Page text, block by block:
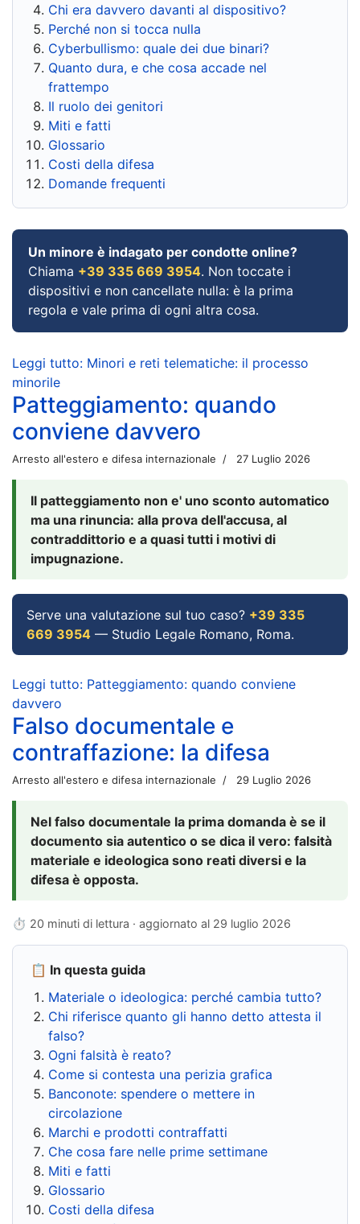
Chi era davvero davanti al dispositivo?
Perché non si tocca nulla
Cyberbullismo: quale dei due binari?
Quanto dura, e che cosa accade nel
frattempo
Il ruolo dei genitori
Miti e fatti
Glossario
Costi della difesa
Domande frequenti
Un minore è indagato per condotte online?
Chiama +39 335 669 3954. Non toccate i
dispositivi e non cancellate nulla: è la prima
regola e vale prima di ogni altra cosa.
Leggi tutto: Minori e reti telematiche: il processo
minorile
Patteggiamento: quando
conviene davvero
Arresto all'estero e difesa internazionale 27 Luglio 2026
Il patteggiamento non e' uno sconto automatico
ma una rinuncia: alla prova dell'accusa, al
contraddittorio e a quasi tutti i motivi di
impugnazione.
Serve una valutazione sul tuo caso? +39 335
669 3954 — Studio Legale Romano, Roma.
Leggi tutto: Patteggiamento: quando conviene
davvero
Falso documentale e
contraffazione: la difesa
Arresto all'estero e difesa internazionale 29 Luglio 2026
Nel falso documentale la prima domanda è se il
documento sia autentico o se dica il vero: falsità
materiale e ideologica sono reati diversi e la
difesa è opposta.
⏱ 20 minuti di lettura · aggiornato al 29 luglio 2026
📋 In questa guida
Materiale o ideologica: perché cambia tutto?
Chi riferisce quanto gli hanno detto attesta il
falso?
Ogni falsità è reato?
Come si contesta una perizia grafica
Banconote: spendere o mettere in
circolazione
Marchi e prodotti contraffatti
Che cosa fare nelle prime settimane
Miti e fatti
Glossario
Costi della difesa